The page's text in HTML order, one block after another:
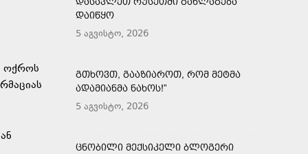
ოქროს
ᲓᲐᲘᲬᲧᲝ
5 აგვისტო, 2026
ᲒᲗᲮᲝᲕᲗ, ᲒᲐᲐᲖᲘᲐᲠᲝᲗ, ᲠᲝᲛ ᲛᲔᲢᲛᲐ
ᲐᲓᲐᲛᲘᲐᲜᲛᲐ ᲜᲐᲮᲝᲡ!”
5 აგვისტო, 2026
ᲪᲜᲝᲑᲘᲚᲘ ᲛᲔᲥᲡᲘᲙᲔᲚᲘ ᲑᲚᲝᲒᲔᲠᲘ